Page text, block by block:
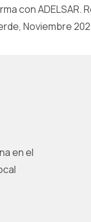
con ADELSAR.
Noviembre
en el